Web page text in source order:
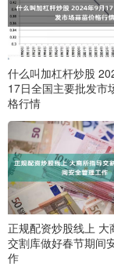
什么叫加杠杆炒股
17日全国主要批发市
格行情
正规配资炒股线上 大
交割库做好春节期间
作